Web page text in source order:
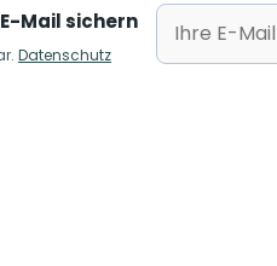
Mail sichern
Datenschutz